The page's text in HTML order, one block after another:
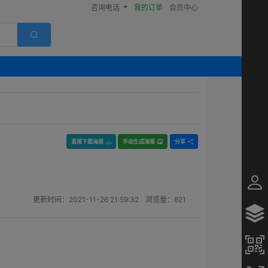
咨询电话 我的订单 会员中心
直接下载海报 手动生成海报 分享
更新时间： 2021-11-26 21:59:32 浏览量： 621